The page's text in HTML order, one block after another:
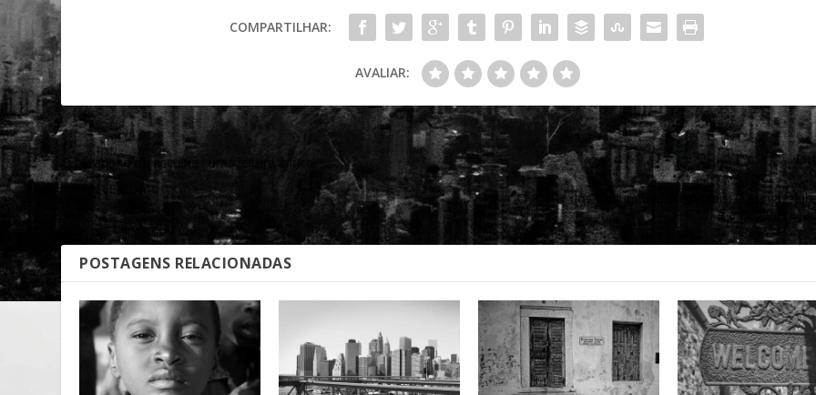
COMPARTILHAR:
AVALIAR:
O paradoxo da escolha : uma leitura crítica
ANTERIOR
O Poder dos Cogumelos Medicinais: O Fungo
e a
POSTAGENS RELACIONADAS